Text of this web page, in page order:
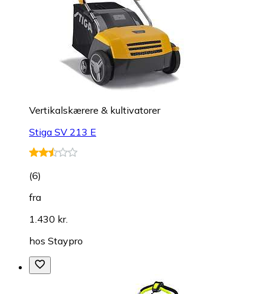
Vertikalskærere & kultivatorer
Stiga SV 213 E
(6)
fra
1.430 kr.
hos Staypro